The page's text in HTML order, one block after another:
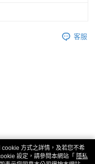
客服
方式之詳情，及若您不希
設定，請參閱本網站「 隱私